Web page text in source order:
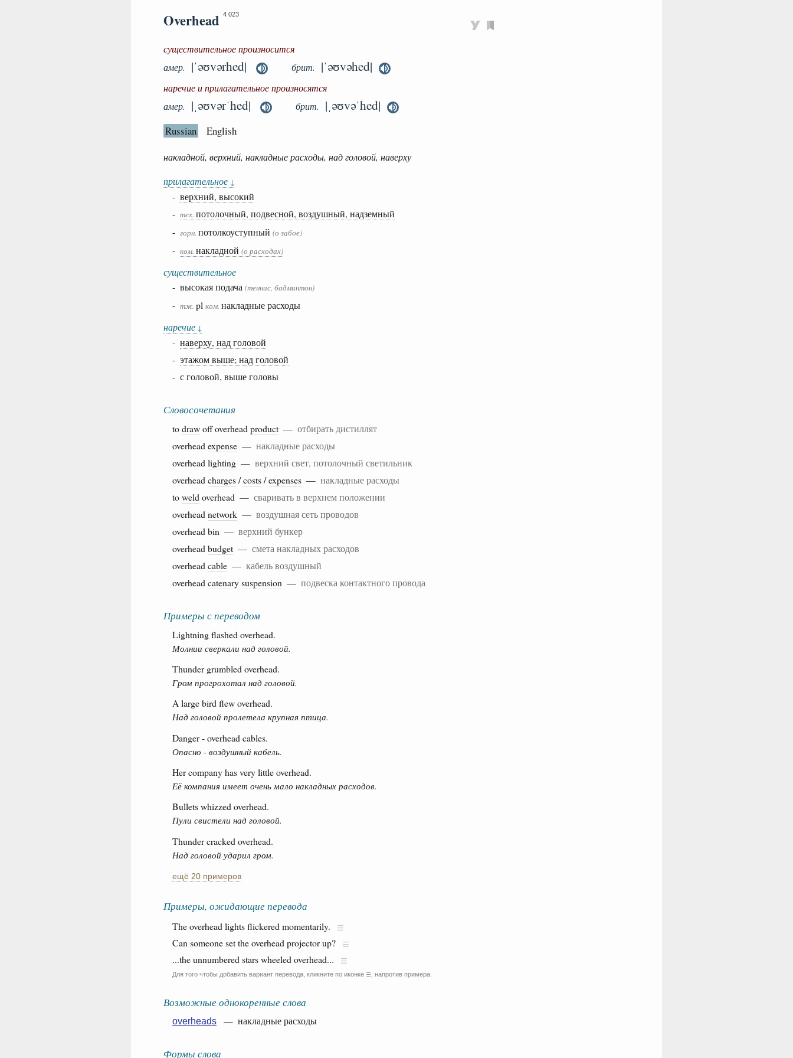
Overhead 4 023
существительное произносится
амер.
|ˈəʊvərhed| брит. |ˈəʊvəhed|
наречие и прилагательное произносятся
амер.
|ˌəʊvərˈhed| брит. |ˌəʊvəˈhed|
Russian English
накладной, верхний, накладные расходы, над головой, наверху
прилагательное ↓
- верхний, высокий
- тех. потолочный, подвесной, воздушный, надземный
- горн. потолкоуступный (о забое)
- ком. накладной (о расходах)
существительное
- высокая подача (теннис, бадминтон)
- тж. pl ком. накладные расходы
наречие ↓
- наверху, над головой
- этажом выше; над головой
- с головой, выше головы
Словосочетания
todrawoff overhead product — отбирать дистиллят
overhead expense — накладные расходы
overhead lighting — верхний свет, потолочный светильник
overhead charges/costs/expenses — накладные расходы
toweld overhead — сваривать в верхнем положении
overhead network — воздушная сеть проводов
overhead bin — верхний бункер
overhead budget — смета накладных расходов
overhead cable — кабель воздушный
overhead catenarysuspension — подвеска контактного провода
Примеры с переводом
Lightning flashed overhead.
Молнии сверкали над головой.
Thunder grumbled overhead.
Гром прогрохотал над головой.
A large bird flew overhead.
Над головой пролетела крупная птица.
Danger - overhead cables.
Опасно - воздушный кабель.
Her company has very little overhead.
Её компания имеет очень мало накладных расходов.
Bullets whizzed overhead.
Пули свистели над головой.
Thunder cracked overhead.
Над головой ударил гром.
ещё 20 примеров
Примеры, ожидающие перевода
The overhead lights flickered momentarily.
Can someone set the overhead projector up?
...the unnumbered stars wheeled overhead...
Для того чтобы добавить вариант перевода, кликните по иконке ☰ , напротив примера.
Возможные однокоренные слова
overheads — накладные расходы
Формы слова